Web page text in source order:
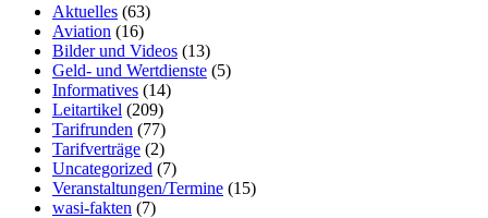
Aktuelles (63)
Aviation (16)
Bilder und Videos (13)
Geld- und Wertdienste (5)
Informatives (14)
Leitartikel (209)
Tarifrunden (77)
Tarifverträge (2)
Uncategorized (7)
Veranstaltungen/Termine (15)
wasi-fakten (7)